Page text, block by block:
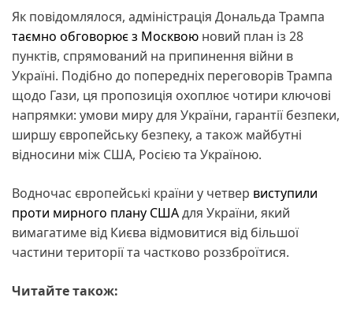
Як повідомлялося, адміністрація Дональда Трампа
таємно обговорює з Москвою новий план із 28
пунктів, спрямований на припинення війни в
Україні. Подібно до попередніх переговорів Трампа
щодо Гази, ця пропозиція охоплює чотири ключові
напрямки: умови миру для України, гарантії безпеки,
ширшу європейську безпеку, а також майбутні
відносини між США, Росією та Україною.
Водночас європейські країни у четвер виступили
проти мирного плану СШАдля України, який
вимагатиме від Києва відмовитися від більшої
частини території та частково роззброїтися.
Читайте також: